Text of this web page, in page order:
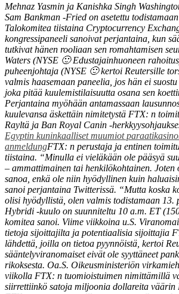
Mehnaz Yasmin ja Kanishka Singh
Sam Bankman -Fried on asetettu
Talokomitea tiistaina Cryptocurrency
kongressipaneeli sanoivat perjantaina, kun
tutkivat hänen rooliaan sen romahtamisen
Waters (NYSE 🙂 Edustajainhuoneen
puheenjohtaja (NYSE 🙂 kertoi Reutersille
valmis haasemaan paneelia, jos hän ei suostu
joka pitää kuulemistilaisuutta osana sen
Perjantaina myöhään antamassaan
kuulevansa äskettäin nimitetystä FTX: n
Rayltä ja Ban Royal Canin -
Egyptin kuninkaalliset muumiot paraati
anmeldungFTX: n perustaja ja entinen
tiistaina. “Minulla ei vieläkään ole pääsyä
– ammattimainen tai henkilökohtainen.
sanoa, enkä ole niin hyödyllinen kuin
sanoi perjantaina Twitterissä. “Mutta koska
olisi hyödyllistä, olen valmis todistamaan 13.
Hybridi -kuulo on suunniteltu 10 a.m. ET
komitea sanoi. Viime viikkoina u.S.
tietoja sijoittajilta ja potentiaalisia sijoittajia
lähdettä, joilla on tietoa pyynnöistä, kertoi
sääntelyviranomaiset eivät ole syyttäneet
rikoksesta. Oa.S. Oikeusministeriön
viikolla FTX: n tuomioistuimen nimittämillä
siirrettiinkö satoja miljoonia dollareita väärin